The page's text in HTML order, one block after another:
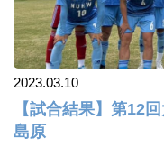
2023.03.10
【試合結果】第12
島原